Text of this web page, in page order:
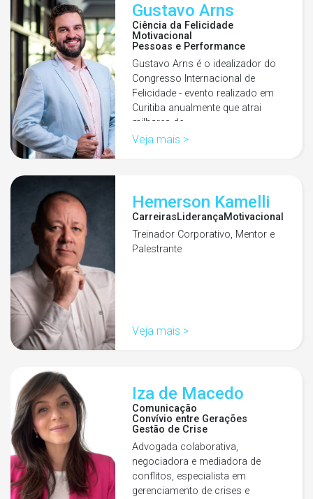
Gustavo Arns
Ciência da Felicidade
Motivacional
Pessoas e Performance
Gustavo Arns é o idealizador do
Congresso Internacional de
Felicidade - evento realizado em
Curitiba anualmente que atrai
milhares de…
Veja mais >
Hemerson Kamelli
CarreirasLiderançaMotivacional
Treinador Corporativo, Mentor e
Palestrante
Veja mais >
Iza de Macedo
Comunicação
Convívio entre Gerações
Gestão de Crise
Advogada colaborativa,
negociadora e mediadora de
conflitos, especialista em
gerenciamento de crises e